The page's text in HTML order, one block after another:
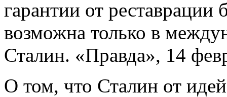
гарантии от
возможна только в
Сталин. «Правда», 14
О том, что Сталин от